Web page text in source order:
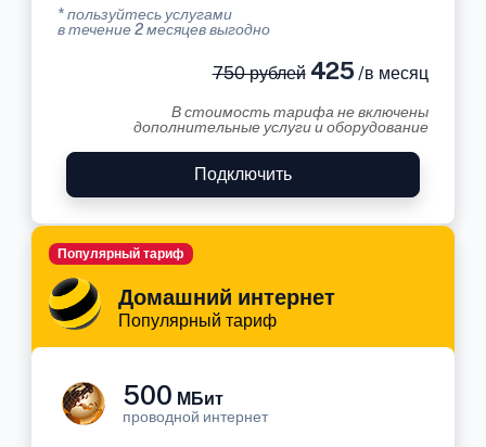
* пользуйтесь услугами
в течение 2 месяцев выгодно
750 рублей425 /в месяц
В стоимость тарифа не включены
дополнительные услуги и оборудование
Подключить
Домашний интернет
Популярный тариф
Популярный тариф
500 МБит
проводной интернет